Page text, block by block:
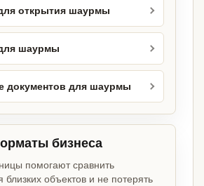
открытия шаурмы
шаурмы
документов для шаурмы
бизнеса
помогают сравнить
близких объектов и не потерять